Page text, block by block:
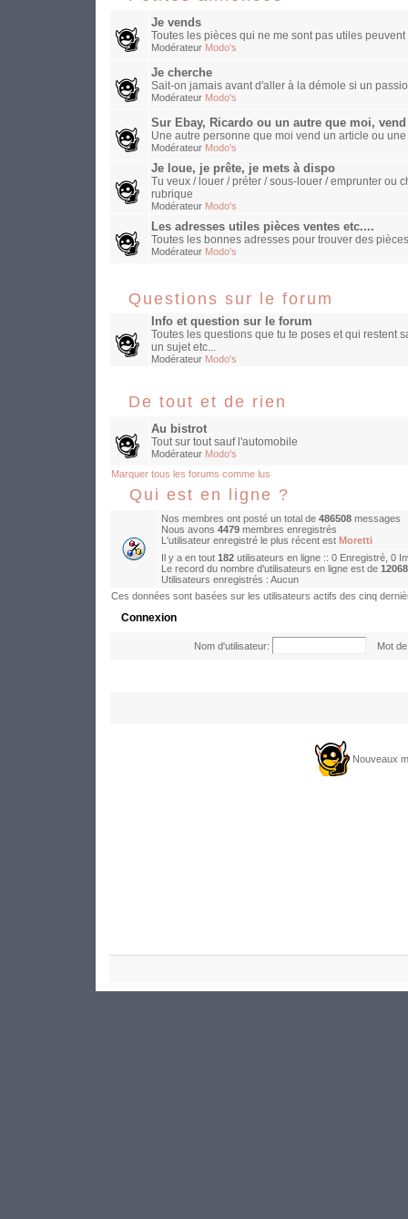
Je vends
Toutes les pièces qui ne me sont pas utiles
Modérateur Modo's
Je cherche
Sait-on jamais avant d'aller à la démole si un
Modérateur Modo's
Sur Ebay, Ricardo ou un autre que moi, vend
Une autre personne que moi vend un article ou
Modérateur Modo's
Je loue, je prête, je mets à dispo
Tu veux / louer / préter / sous-louer / emprunter ou
rubrique
Modérateur Modo's
Les adresses utiles pièces ventes etc....
Toutes les bonnes adresses pour trouver des
Modérateur Modo's
Questions sur le forum
Info et question sur le forum
Toutes les questions que tu te poses et qui restent
un sujet etc...
Modérateur Modo's
De tout et de rien
Au bistrot
Tout sur tout sauf l'automobile
Modérateur Modo's
Marquer tous les forums comme lus
Qui est en ligne ?
Nos membres ont posté un total de 486508 messages
Nous avons 4479 membres enregistrés
L'utilisateur enregistré le plus récent est Moretti
Il y a en tout 182 utilisateurs en ligne :: 0 Enregistré, 0
Le record du nombre d'utilisateurs en ligne est de 12068
Utilisateurs enregistrés : Aucun
Ces données sont basées sur les utilisateurs actifs des cinq
Connexion
Nom d'utilisateur: Mot
Nouveaux